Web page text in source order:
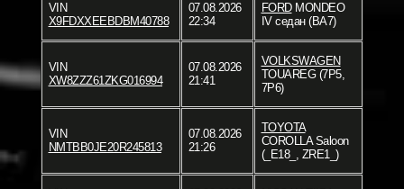
VIN
X9FDXXEEBDBM40788
07.08.2026
22:34
FORDMONDEO
IV седан (BA7)
VIN
XW8ZZZ61ZKG016994
07.08.2026
21:41
VOLKSWAGEN
TOUAREG (7P5,
7P6)
VIN
NMTBB0JE20R245813
07.08.2026
21:26
TOYOTA
COROLLA Saloon
(_E18_, ZRE1_)